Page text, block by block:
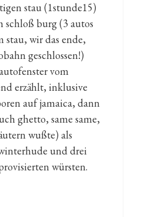
stau (1stunde15)
schloß burg (3 autos
stau, wir das ende,
geschlossen!)
vom
erzählt, inklusive
auf jamaica, dann
ghetto, same same,
wußte) als
und drei
würsten.